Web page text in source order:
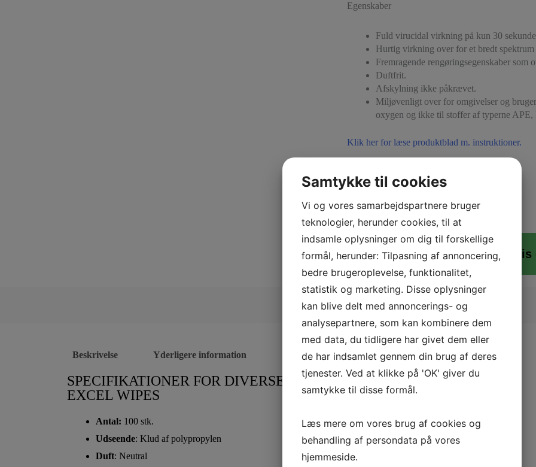
Egenskaber
Fuld virucidal virkning på kun 30
Hurtig virkning over for et bredt
Fremragende rengøringsegenskaber som
Duftfrit.
Afskylning ikke påkrævet.
Miljøvenligt over for omgivelser og
oxygen og ikke til stoffer af typerne
Klik her for læse produktblad m. instruktioner.
- + Tilføj til kurv
Klik her for råd, pris
Beskrivelse Yderligere information
SPECIFIKATIONER FOR DIVERSEY OXIVIR
EXCEL WIPES
Antal: 100 stk.
Udseende: Klud afpolypropylen
Duft: Neutral
Samtykke til cookies
Vi og vores samarbejdspartnere bruger
teknologier, herunder cookies, til at
indsamle oplysninger om dig til forskellige
formål, herunder: Tilpasning af annoncering,
bedre brugeroplevelse, funktionalitet,
statistik og marketing. Disse oplysninger
kan blive delt med annoncerings- og
analysepartnere, som kan kombinere dem
med data, du tidligere har givet dem eller
de har indsamlet gennem din brug af deres
tjenester. Ved at klikke på 'OK' giver du
samtykke til disse formål.
Læs mere om vores brug af cookies og
behandling af persondata på vores
hjemmeside.